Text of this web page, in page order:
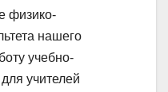
физико-
нашего
учебно-
учителей